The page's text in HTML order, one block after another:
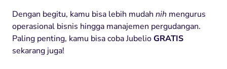
Dengan begitu, kamu bisa lebih mudah nih mengurus
operasional bisnis hingga manajemen pergudangan.
Paling penting, kamu bisa coba JubelioGRATIS
sekarang juga!